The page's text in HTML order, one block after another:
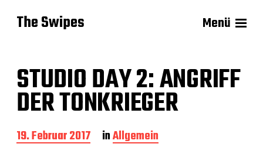
The Swipes Menü
STUDIO DAY 2: ANGRIFF
DER TONKRIEGER
B
e
19. Februar 2017 inAllgemein